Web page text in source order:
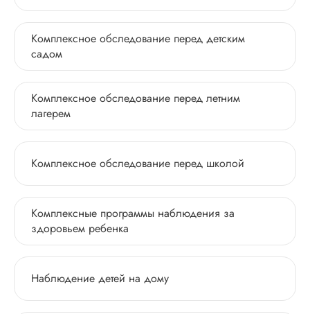
Комплексное обследование перед детским
садом
Комплексное обследование перед летним
лагерем
Комплексное обследование перед школой
Комплексные программы наблюдения за
здоровьем ребенка
Наблюдение детей на дому